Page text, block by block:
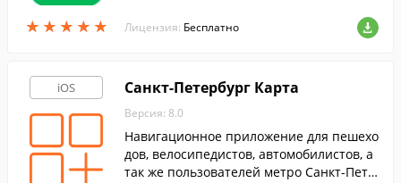
★ ★ ★ ★ ★
★ ★ ★ ★ ★
аммы доступны только для абонентов М
Лицензия: Бесплатно
iOS Санкт-Петербург Карта
Версия: 8.0
Навигационное приложение для пешехо
дов, велосипедистов, автомобилистов, а
так же пользователей метро Санкт-Пете